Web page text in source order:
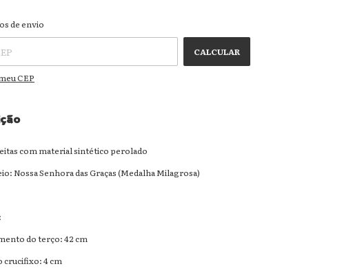
o CEP:
de envio
CALCULAR
CEP
com material sintético perolado
Nossa Senhora das Graças (Medalha Milagrosa)
do terço: 42 cm
crucifixo: 4 cm